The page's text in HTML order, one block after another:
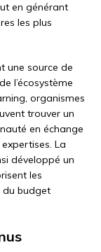
en générant
les plus
une source de
l’écosystème
organismes
trouver un
en échange
La
développé un
les
du budget